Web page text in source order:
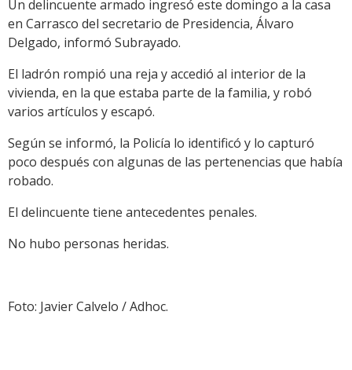
Un delincuente armado ingresó este domingo a la casa
en Carrasco del secretario de Presidencia, Álvaro
Delgado, informó Subrayado.
El ladrón rompió una reja y accedió al interior de la
vivienda, en la que estaba parte de la familia, y robó
varios artículos y escapó.
Según se informó, la Policía lo identificó y lo capturó
poco después con algunas de las pertenencias que había
robado.
El delincuente tiene antecedentes penales.
No hubo personas heridas.
Foto: Javier Calvelo / Adhoc.